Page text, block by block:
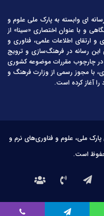
ای وابسته به پارک ملی علوم و
و با عنوان اختصاری «سینا» از
سازی و ارتقای اطلاعات علمی، فناوری و
این رسانه در فرهنگ‌سازی و ترویج
در چارچوب مقررات موضوعه کشوری
با مجوز رسمی از وزارت فرهنگ و
ملی، علوم و فناوری‌های نرم و
است.
تلگرامتماس
با
درباره
ما